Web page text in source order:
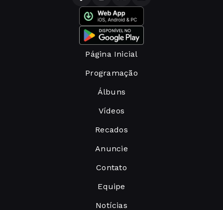
Página Inicial
Programação
Álbuns
Vídeos
Recados
Anuncie
Contato
Equipe
Notícias